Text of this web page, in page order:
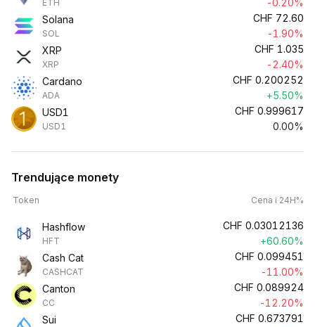
ETH
-0.20%
Solana
SOL
CHF 72.60
-1.90%
XRP
XRP
CHF 1.035
-2.40%
Cardano
ADA
CHF 0.200252
+5.50%
USD1
USD1
CHF 0.999617
0.00%
Trendujące monety
Token Cena i 24H%
Hashflow
HFT
CHF 0.03012136
+60.60%
Cash Cat
CASHCAT
CHF 0.099451
-11.00%
Canton
CC
CHF 0.089924
-12.20%
Sui
CHF 0.673791